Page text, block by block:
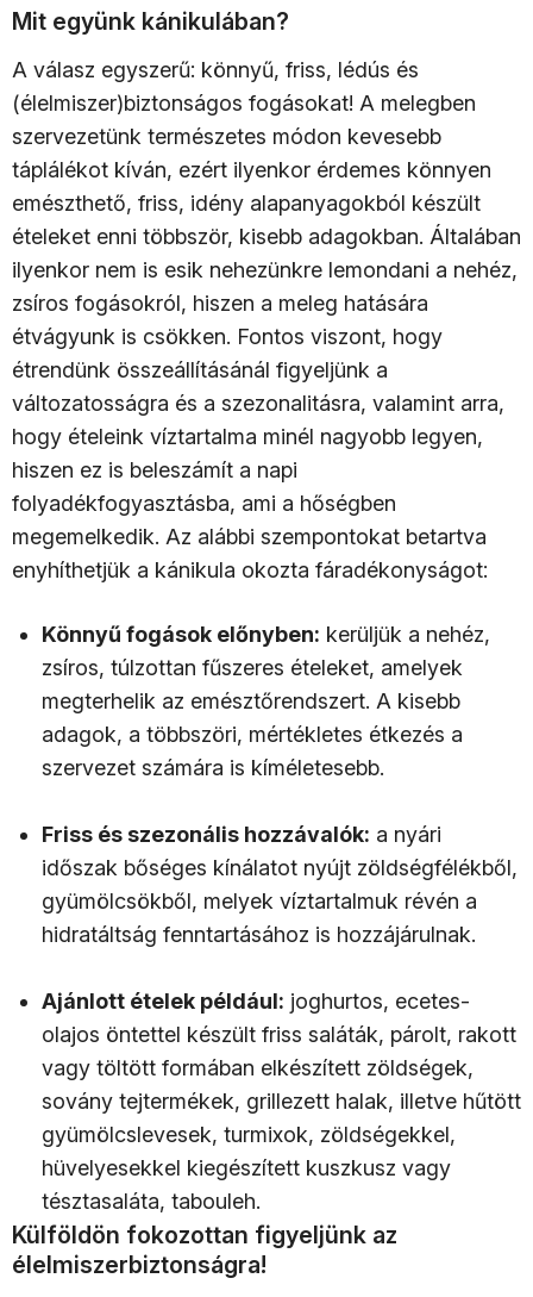
Mit együnk kánikulában?
A válasz egyszerű: könnyű, friss, lédús és
(élelmiszer)biztonságos fogásokat! A melegben
szervezetünk természetes módon kevesebb
táplálékot kíván, ezért ilyenkor érdemes könnyen
emészthető, friss, idény alapanyagokból készült
ételeket enni többször, kisebb adagokban. Általában
ilyenkor nem is esik nehezünkre lemondani a nehéz,
zsíros fogásokról, hiszen a meleg hatására
étvágyunk is csökken. Fontos viszont, hogy
étrendünk összeállításánál figyeljünk a
változatosságra és a szezonalitásra, valamint arra,
hogy ételeink víztartalma minél nagyobb legyen,
hiszen ez is beleszámít a napi
folyadékfogyasztásba, ami a hőségben
megemelkedik. Az alábbi szempontokat betartva
enyhíthetjük a kánikula okozta fáradékonyságot:
Könnyű fogások előnyben: kerüljük a nehéz,
zsíros, túlzottan fűszeres ételeket, amelyek
megterhelik az emésztőrendszert. A kisebb
adagok, a többszöri, mértékletes étkezés a
szervezet számára is kíméletesebb.
Friss és szezonális hozzávalók: a nyári
időszak bőséges kínálatot nyújt zöldségfélékből,
gyümölcsökből, melyek víztartalmuk révén a
hidratáltság fenntartásához is hozzájárulnak.
Ajánlott ételek például: joghurtos, ecetes-
olajos öntettel készült friss saláták, párolt, rakott
vagy töltött formában elkészített zöldségek,
sovány tejtermékek, grillezett halak, illetve hűtött
gyümölcslevesek, turmixok, zöldségekkel,
hüvelyesekkel kiegészített kuszkusz vagy
tésztasaláta, tabouleh.
Külföldön fokozottan figyeljünk az
élelmiszerbiztonságra!